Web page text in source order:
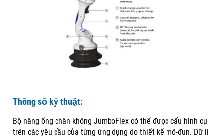
Thông số kỹ thuật:
Bộ nâng ống chân không JumboFlex có thể được cấu hình cụ thể
trên các yêu cầu của từng ứng dụng do thiết kế mô-đun. Dữ liệu